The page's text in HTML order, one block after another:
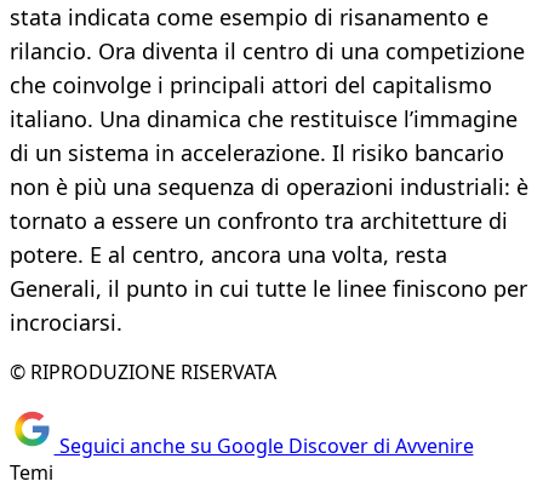
stata indicata come esempio di risanamento e
rilancio. Ora diventa il centro di una competizione
che coinvolge i principali attori del capitalismo
italiano. Una dinamica che restituisce l’immagine
di un sistema in accelerazione. Il risiko bancario
non è più una sequenza di operazioni industriali: è
tornato a essere un confronto tra architetture di
potere. E al centro, ancora una volta, resta
Generali, il punto in cui tutte le linee finiscono per
incrociarsi.
© RIPRODUZIONE RISERVATA
Seguici anche su Google Discover di Avvenire
Temi